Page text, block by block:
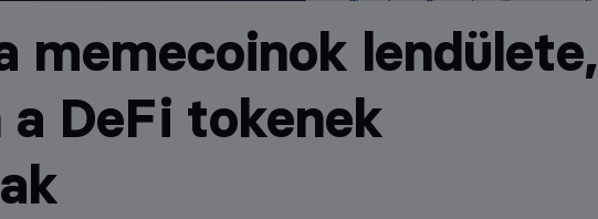
memecoinok lendülete,
DeFi tokenek